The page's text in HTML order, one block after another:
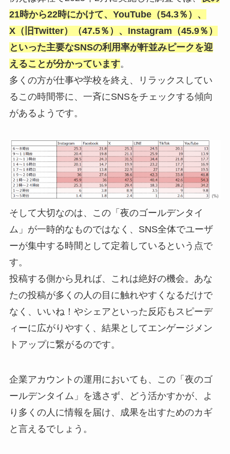
21時から22時にかけて、YouTube（54.3％）、
X（旧Twitter）（47.5％）、Instagram（45.9％）
といった主要なSNSの利用率が軒並みピークを迎
えることが分かっています。
多くの方が仕事や学校を終え、リラックスしてい
るこの時間帯に、一斉にSNSをチェックする傾向
があるようです。
そして大切なのは、この「夜のゴールデンタイ
ム」が一時的なものではなく、SNS全体でユーザ
ーが集中する時間として定着しているという点で
す。
投稿する側から見れば、これは絶好の機会。あな
たの投稿が多くの人の目に触れやすくなるだけで
なく、いいね！やシェアといった反応もスピーデ
ィーに広がりやすく、結果としてエンゲージメン
トアップに繋がるのです。
企業アカウントの運用においても、この「夜のゴ
ールデンタイム」を逃さず、どう活かすかが、よ
り多くの人に情報を届け、成果を出すためのカギ
と言えるでしょう。